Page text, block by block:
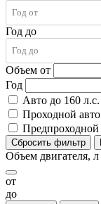
Год до
Объем от
Год
Авто до 160 л.с.
Проходной авто
Предпроходной
Сбросить фильтр
Объем двигателя, л
от
до